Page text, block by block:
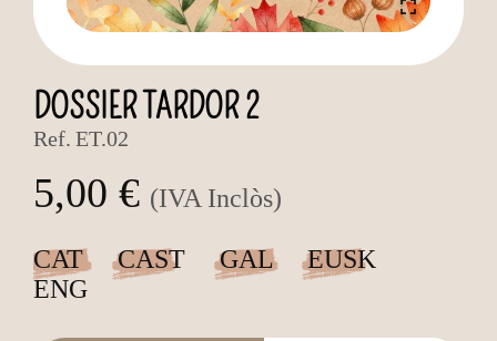
DOSSIER TARDOR 2
CAT CAST GAL
EUSK
ENG
Ref. ET.02
5,00 € (IVA Inclòs)